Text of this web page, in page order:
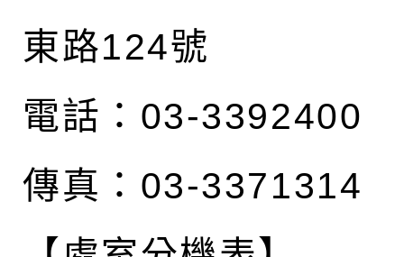
東路124號
電話：03-3392400
傳真：03-3371314